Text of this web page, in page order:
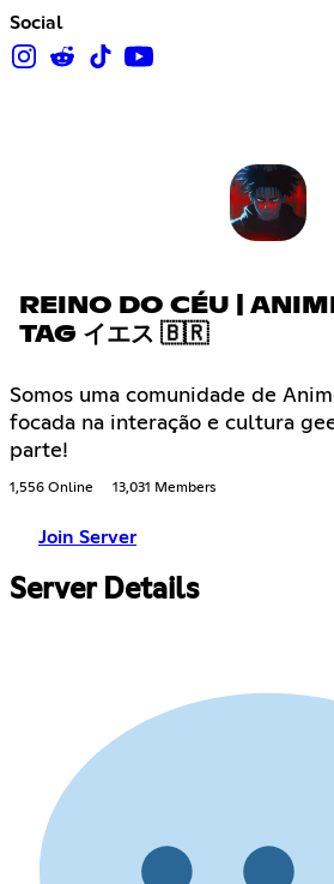
Social
REINO DO CÉU |
TAG イエス 🇧🇷
Somos uma comunidade de
focada na interação e cultura
parte!
1,556 Online 13,031 Members
Join Server
Server Details